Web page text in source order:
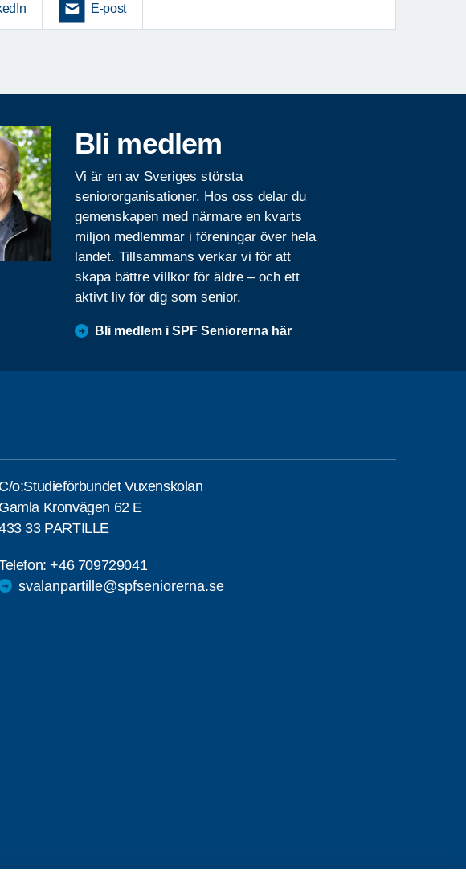
E-post
Bli medlem
Vi är en av Sveriges största
seniororganisationer. Hos oss delar du
gemenskapen med närmare en kvarts
miljon medlemmar i föreningar över hela
landet. Tillsammans verkar vi för att
skapa bättre villkor för äldre – och ett
aktivt liv för dig som senior.
Bli medlem i SPF Seniorerna här
C/o:Studieförbundet Vuxenskolan
Gamla Kronvägen 62 E
33 PARTILLE
+46 709729041
svalanpartille@spfseniorerna.se